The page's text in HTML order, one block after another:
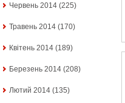
Червень 2014 (225)
Травень 2014 (170)
Квітень 2014 (189)
Березень 2014 (208)
Лютий 2014 (135)